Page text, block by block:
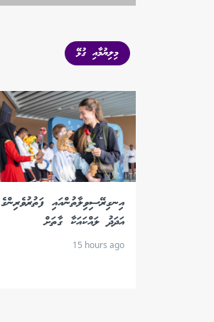
މިލިޔުމާއި ގުޅޭ
އިނގިރޭސިވިލާތުންއައި ފަތުރުވެރިންގެ
އަދަދު ލައްކައަކާ ގާތަށް
15 hours ago